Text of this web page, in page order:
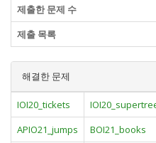
제출한 문제 수
제출 목록
해결한 문제
IOI20_tickets
APIO21_jumps
BOI21_books